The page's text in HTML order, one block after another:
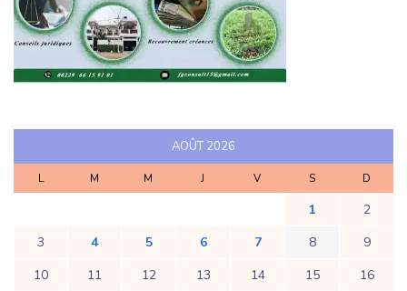
AOÛT 2026
L M M J V S D
1
2
3
4 5 6 7 8
9
10
11 12 13 14 15
16